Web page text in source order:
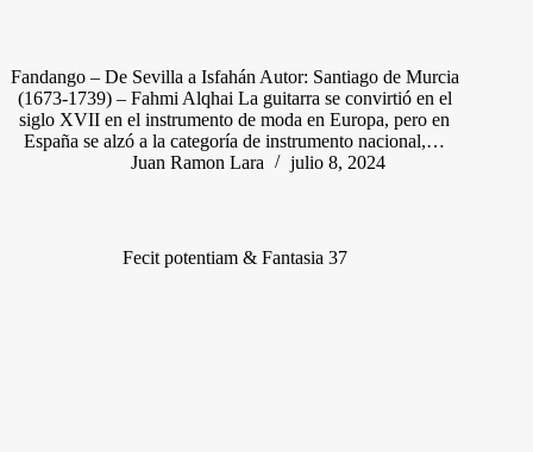
Fandango – De Sevilla a Isfahán Autor: Santiago de Murcia
(1673-1739) – Fahmi Alqhai La guitarra se convirtió en el
siglo XVII en el instrumento de moda en Europa, pero en
España se alzó a la categoría de instrumento nacional,…
Juan Ramon Lara
julio 8, 2024
Fecit potentiam & Fantasia 37